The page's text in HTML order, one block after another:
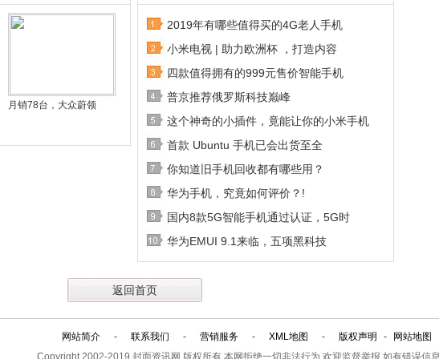
月销78台，大众蔚领
2019年有哪些值得买的4G老人手机
小米电视 | 助力欧洲杯 ，打造内容
四款值得拥有的999元售价智能手机
普京推荐俄罗斯科技巅峰
这个神奇的小插件，竟能让你的小米手机
首款 Ubuntu 手机已会出货至全
你知道旧手机回收都有哪些用？
华为手机，究竟如何评价？!
国内8款5G智能手机通过认证，5G时
华为EMUI 9.1来临，五项黑科技
返回首页
网站简介 - 联系我们 - 营销服务 - XML地图 - 版权声明 - 网站地图
Copyright 2002-2019 封面资讯网 版权所有 本网拒绝一切非法行为 欢迎监督举报 如有错误信